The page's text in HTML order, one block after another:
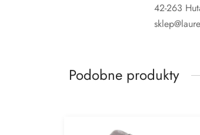
42-263
Podobne produkty